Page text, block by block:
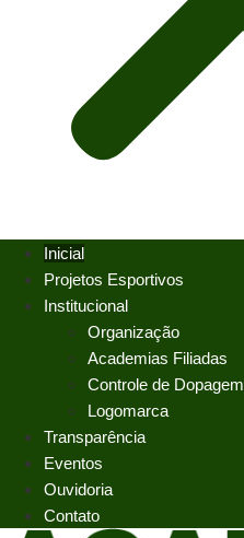
Inicial
Projetos Esportivos
Institucional
Organização
Academias Filiadas
Controle de Dopagem
Logomarca
Transparência
Eventos
Ouvidoria
Contato